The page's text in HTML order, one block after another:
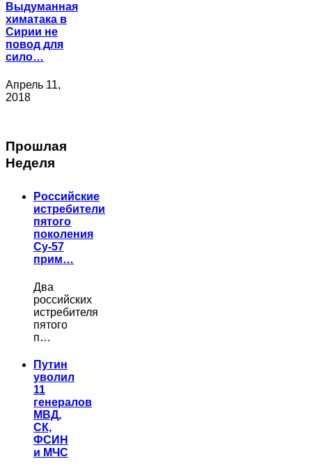
Выдуманная
химатака в
Сирии не
повод для
сило…
Апрель 11,
2018
Прошлая
Неделя
Российские
истребители
пятого
поколения
Су-57
прим…
Два
российских
истребителя
пятого
п…
Путин
уволил
11
генералов
МВД,
СК,
ФСИН
и МЧС